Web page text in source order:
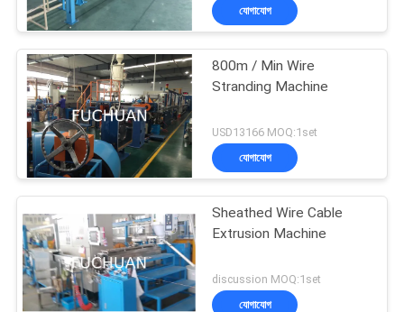
যোগাযোগ
800m / Min Wire
Stranding Machine
USD13166 MOQ:1set
যোগাযোগ
Sheathed Wire Cable
Extrusion Machine
discussion MOQ:1set
যোগাযোগ